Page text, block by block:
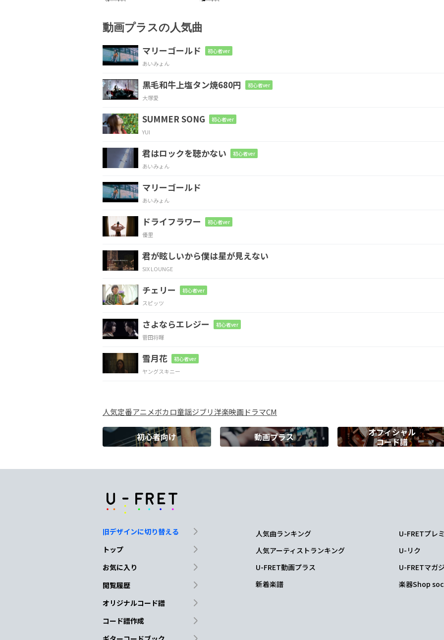
心澄まして
無数に浮
A
かぶ色
僕らをそっと
G
君と出会い 変わる 世界
何 気ない日々さえ
そ
Em
の笑
EmM7 D
番
The
Am
only thing that I
僕 ら二 人の 物語
終
D
わらないでと
G
願うばかり
We're
Bm A
想いは止められ ない
N.C.
Girl you know I'm
動画プラスの人気曲
マリーゴールド 初心者ver
あいみょん
黒毛和牛上塩タン焼680円 初心者ver
大塚愛
SUMMER SONG 初心者ver
YUI
君はロックを聴かない 初心者ver
あいみょん
マリーゴールド
あいみょん
ドライフラワー 初心者ver
優里
君が眩しいから僕は星が見えない
SIX LOUNGE
チェリー 初心者ver
スピッツ
さよならエレジー 初心者ver
菅田将暉
雪月花 初心者ver
ヤングスキニー
人気定番アニメボカロ童謡ジブリ洋楽映画ドラマCM
初心者向け 動画プラス
オフィシャル
コード譜
旧デザインに切り替える
トップ
お気に入り
閲覧履歴
オリジナルコード譜
コード譜作成
人気曲ランキング
人気アーティストランキング
U-FRET動画プラス
新着楽譜
U-FRETプレ
U-リク
U-FRETマガ
楽器Shop